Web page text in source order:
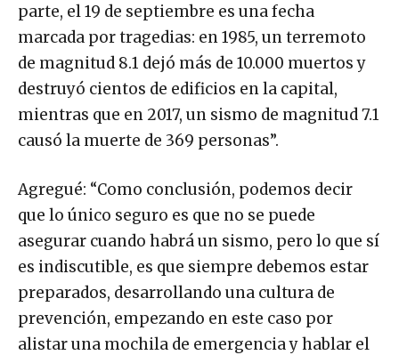
parte, el 19 de septiembre es una fecha
marcada por tragedias: en 1985, un terremoto
de magnitud 8.1 dejó más de 10.000 muertos y
destruyó cientos de edificios en la capital,
mientras que en 2017, un sismo de magnitud 7.1
causó la muerte de 369 personas”.
Agregué: “Como conclusión, podemos decir
que lo único seguro es que no se puede
asegurar cuando habrá un sismo, pero lo que sí
es indiscutible, es que siempre debemos estar
preparados, desarrollando una cultura de
prevención, empezando en este caso por
alistar una mochila de emergencia y hablar el